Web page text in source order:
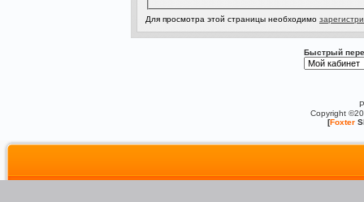
Для просмотра этой страницы необходимо
Быстрый
Copyright
[Foxter